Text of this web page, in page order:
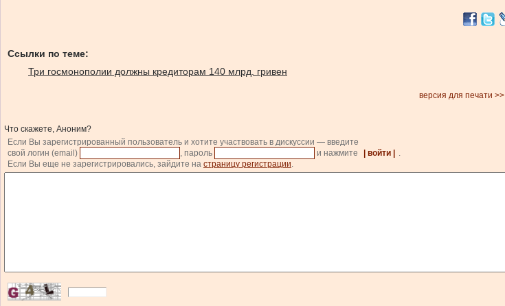
Ссылки по теме:
Три госмонополии должны кредиторам 140 млрд. гривен
версия для печати >>
Что скажете, Аноним?
Если Вы зарегистрированный пользователь и хотите участвовать в дискуссии — введите
свой логин (email)
, пароль и нажмите | войти |
.
Если Вы еще не зарегистрировались, зайдите на страницу регистрации.